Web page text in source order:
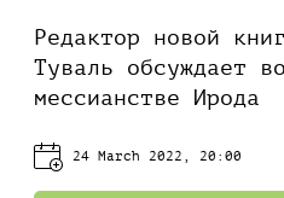
Редактор новой
Туваль обсуждает
мессианстве Ирода
24 March 2022, 20:00